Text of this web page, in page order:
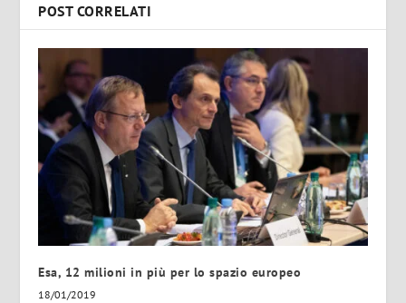
POST CORRELATI
Esa, 12 milioni in più per lo spazio europeo
18/01/2019